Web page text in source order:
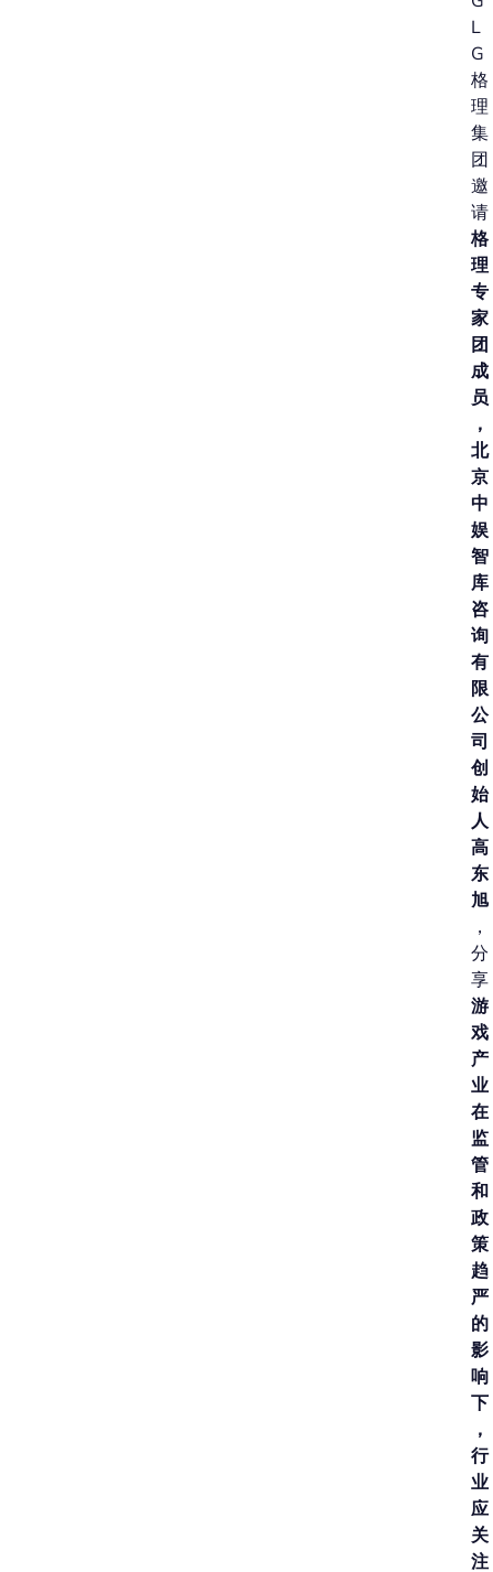
L
G
格
理
集
团
邀
请
格
理
专
家
团
成
员
，
北
京
中
娱
智
库
咨
询
有
限
公
司
创
始
人
高
东
旭
，
分
享
游
戏
产
业
在
监
管
和
政
策
趋
严
的
影
响
下
，
行
业
应
关
注